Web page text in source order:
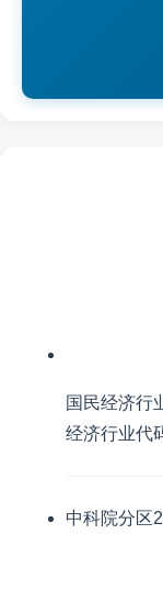
国民经济行
经济行业代
中科院分区